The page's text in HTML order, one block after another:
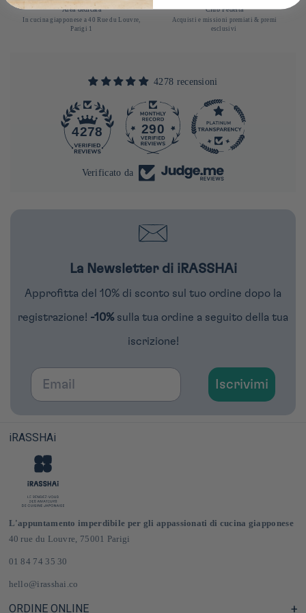
Area dedicata
In cucina giapponese a 40 Rue du Louvre,
Parigi 1
Club Fedeltà
Acquisti e missioni premiati & premi
esclusivi
4278 recensioni
4278 290
Verificato da
La Newsletter di iRASSHAi
Approfitta del 10% di sconto sul tuo ordine dopo la
registrazione! -10% sulla tua ordine a seguito della tua
iscrizione!
Email
Iscrivimi
iRASSHAi
L'appuntamento imperdibile per gli appassionati di cucina giapponese
40 rue du Louvre, 75001 Parigi
01 84 74 35 30
hello@irasshai.co
ORDINE ONLINE